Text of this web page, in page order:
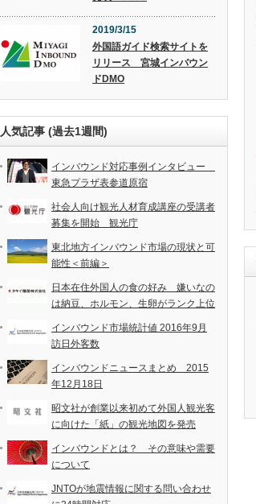
2019/3/15
外国語ガイド検索サイトを
リリース 宮城インバウン
ドDMO
人気記事 (過去1週間)
インバウンド対応事例インタビュー
東急プラザ表参道原宿
社会人向け観光人材育成講座の受講者
募集を開始 観光庁
東北地方インバウンド市場の現状と可
能性＜前編＞
日本在住外国人の食の好み 嫌いなの
は納豆、ホルモン、生卵がランク上位
インバウンド市場統計値 2016年9月
訪日外客数
インバウンドニュースまとめ 2015
年12月18日
昭文社が創業以来初めて外国人観光客
に向けた「紙」の観光地図を発売
インバウンドとは？ その意味や需要
について
JNTOが地震情報に関する問い合わせ